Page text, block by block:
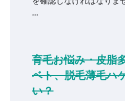
…
育毛お悩み・皮脂
ベト、脱毛薄毛ハ
い？